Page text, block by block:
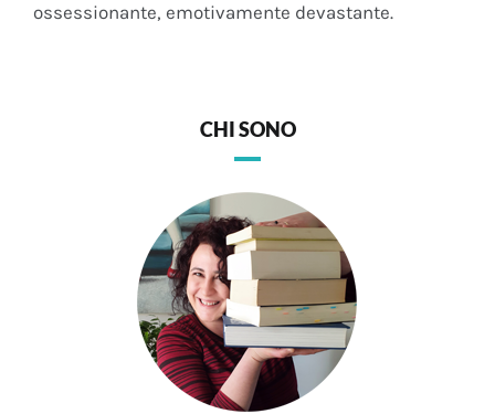
ossessionante, emotivamente devastante.
CHI SONO